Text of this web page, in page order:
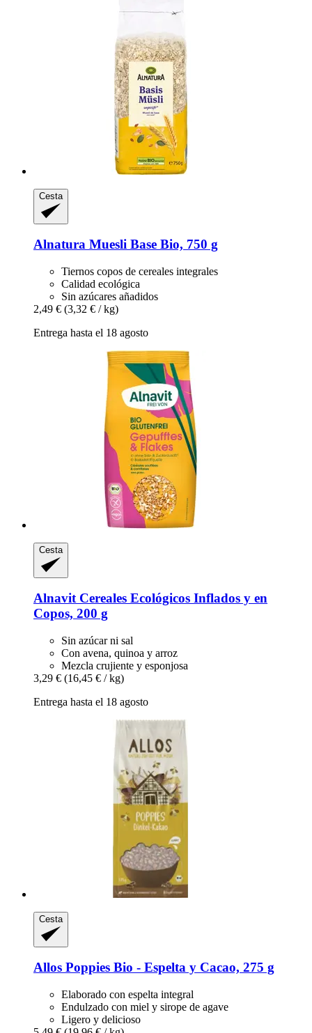
Cesta
Alnatura Muesli Base Bio, 750 g
Tiernos copos de cereales integrales
Calidad ecológica
Sin azúcares añadidos
2,49 € (3,32 € / kg)
Entrega hasta el 18 agosto
Cesta
AlnavitCereales Ecológicos Inflados y en
Copos, 200 g
Sin azúcar ni sal
Con avena, quinoa y arroz
Mezcla crujiente y esponjosa
3,29 € (16,45 € / kg)
Entrega hasta el 18 agosto
Cesta
Allos Poppies Bio -​ Espelta y Cacao, 275 g
Elaborado con espelta integral
Endulzado con miel y sirope de agave
Ligero y delicioso